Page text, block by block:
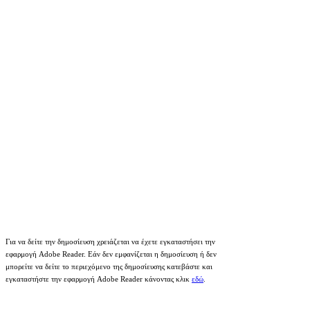
Για να δείτε την δημοσίευση χρειάζεται να έχετε εγκαταστήσει την
εφαρμογή Adobe Reader. Εάν δεν εμφανίζεται η δημοσίευση ή δεν
μπορείτε να δείτε το περιεχόμενο της δημοσίευσης κατεβάστε και
εγκαταστήστε την εφαρμογή Adobe Reader κάνοντας κλικ εδώ.